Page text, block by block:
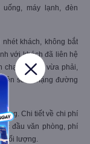
máy lạnh, đèn
khách, không bắt
với khách đã liên hệ
tốc độ vừa phải,
suốt chặng đường
Chi tiết về chi phí
đầu văn phòng, phí
lượng.